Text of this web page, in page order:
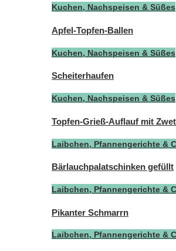
Kuchen, Nachspeisen & Süßes
Apfel-Topfen-Ballen
Kuchen, Nachspeisen & Süßes
Scheiterhaufen
Kuchen, Nachspeisen & Süßes
Topfen-Grieß-Auflauf mit
Laibchen, Pfannengerichte &
Bärlauchpalatschinken gefüllt
Laibchen, Pfannengerichte &
Pikanter Schmarrn
Laibchen, Pfannengerichte &